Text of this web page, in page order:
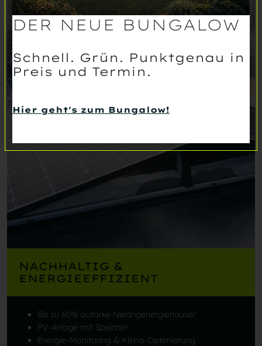
DER NEUE BUNGALOW
Schnell. Grün. Punktgenau in
Preis und Termin.
Hier geht's zum Bungalow!
NACHHALTIG &
ENERGIEEFFIZIENT
Bis zu 60% autarke Niedrigenergiehäuser
PV-Anlage mit Speicher
Energie-Monitoring & Klima-Optimierung